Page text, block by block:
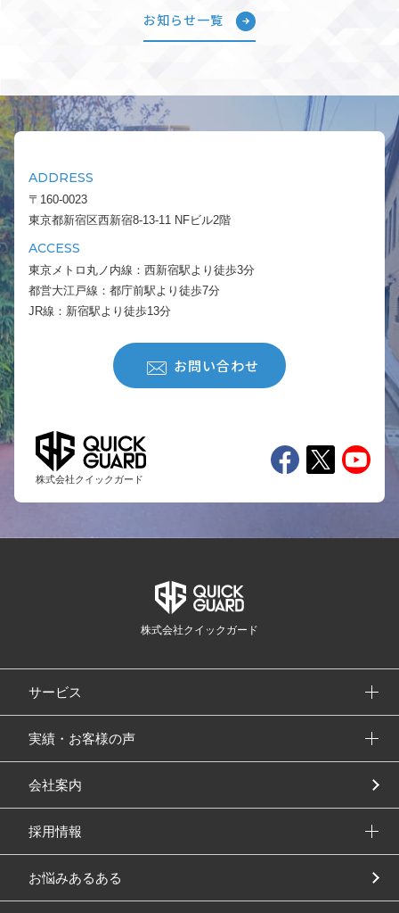
お知らせ一覧
株式会社クイックガード
ADDRESS
〒160-0023
東京都新宿区西新宿8-13-11 NFビル2階
ACCESS
東京メトロ丸ノ内線：西新宿駅より徒歩3分
都営大江戸線：都庁前駅より徒歩7分
JR線：新宿駅より徒歩13分
お問い合わせ
株式会社クイックガード
サービス
実績・お客様の声
会社案内
採用情報
お悩みあるある